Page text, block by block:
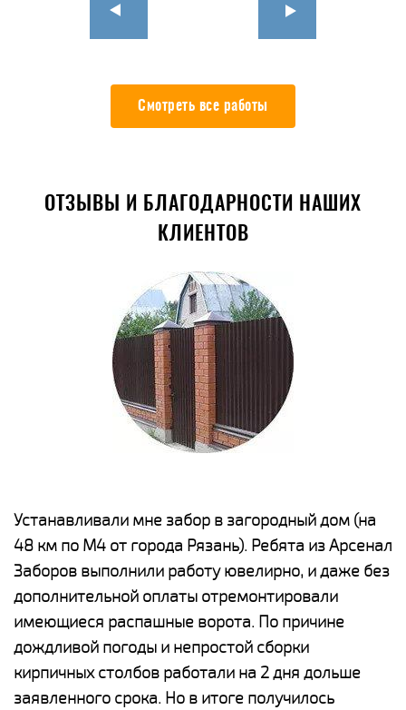
Смотреть все работы
ОТЗЫВЫ И БЛАГОДАРНОСТИ НАШИХ
КЛИЕНТОВ
Устанавливали мне забор в загородный дом (на
48 км по М4 от города Рязань). Ребята из Арсенал
Заборов выполнили работу ювелирно, и даже без
дополнительной оплаты отремонтировали
имеющиеся распашные ворота. По причине
дождливой погоды и непростой сборки
кирпичных столбов работали на 2 дня дольше
заявленного срока. Но в итоге получилось